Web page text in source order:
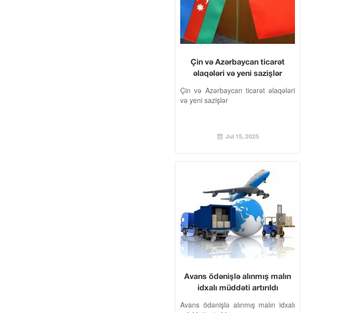
Çin və Azərbaycan ticarət
əlaqələri və yeni sazişlər
Çin və Azərbaycan ticarət əlaqələri
və yeni sazişlər
Jul 15, 2025
Avans ödənişlə alınmış malın
idxalı müddəti artırıldı
Avans ödənişlə alınmış malın idxalı